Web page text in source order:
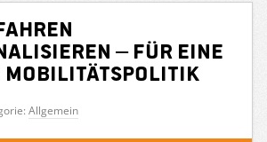
– für eine
Mobilitätspolitik
Allgemein